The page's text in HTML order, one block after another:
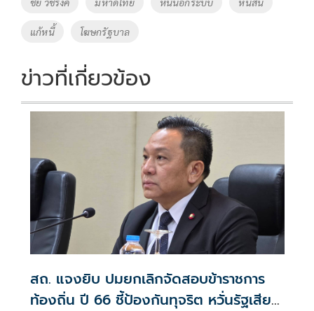
o
k
n
k
แก้หนี้ โฆษกรัฐบาล
ข่าวที่เกี่ยวข้อง
สถ. แจงยิบ ปมยกเลิกจัดสอบข้าราชการ
ท้องถิ่น ปี 66 ชี้ป้องกันทุจริต หวั่นรัฐเสีย